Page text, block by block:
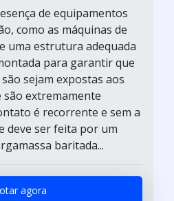
de equipamentos
como as máquinas de
uma estrutura adequada
para garantir que
sejam expostas aos
são extremamente
é recorrente e sem a
deve ser feita por um
baritada...
agora